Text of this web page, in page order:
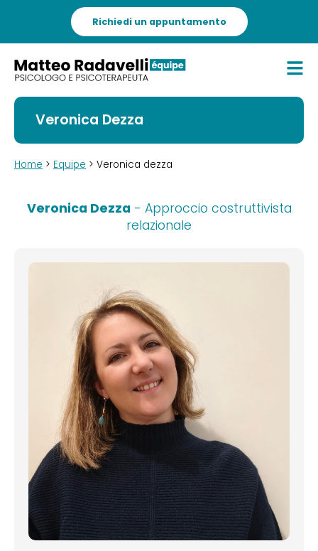
Richiedi un appuntamento
Veronica Dezza
Home > Equipe > Veronica dezza
Veronica Dezza - Approccio costruttivista
relazionale